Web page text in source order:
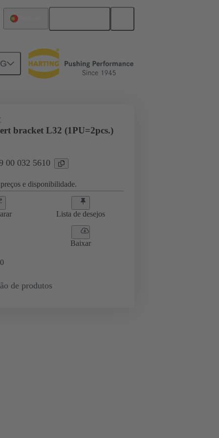
bracket L32 (1PU=2pcs.)
00 032 5610
e disponibilidade.
Lista de desejos
Baixar
0
de produtos